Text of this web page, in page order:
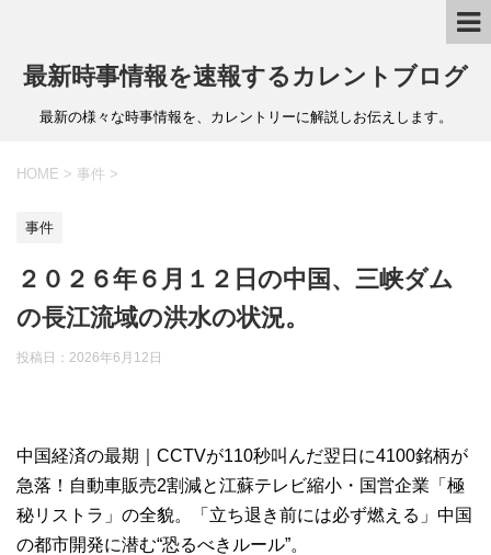
最新時事情報を速報するカレントブログ
最新の様々な時事情報を、カレントリーに解説しお伝えします。
HOME > 事件 >
事件
２０２６年６月１２日の中国、三峡ダム
の長江流域の洪水の状況。
投稿日： 2026年6月12日
中国経済の最期｜CCTVが110秒叫んだ翌日に4100銘柄が
急落！自動車販売2割減と江蘇テレビ縮小・国営企業「極
秘リストラ」の全貌。「立ち退き前には必ず燃える」中国
の都市開発に潜む“恐るべきルール”。